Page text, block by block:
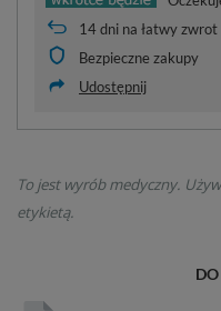
14dni na łatwy zwrot
Bezpieczne zakupy
Udostępnij
To jest wyrób medyczny.
etykietą.